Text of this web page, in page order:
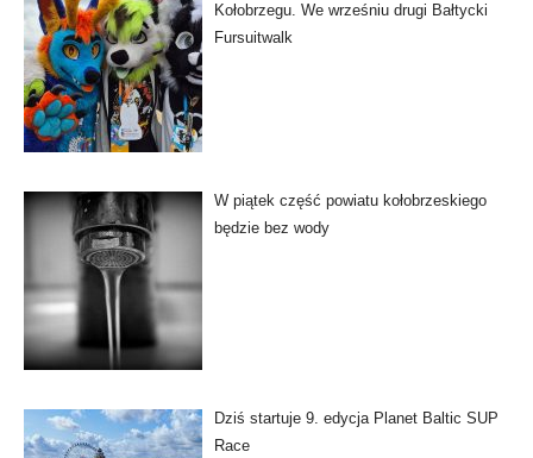
Kołobrzegu. We wrześniu drugi Bałtycki
Fursuitwalk
W piątek część powiatu kołobrzeskiego
będzie bez wody
Dziś startuje 9. edycja Planet Baltic SUP
Race